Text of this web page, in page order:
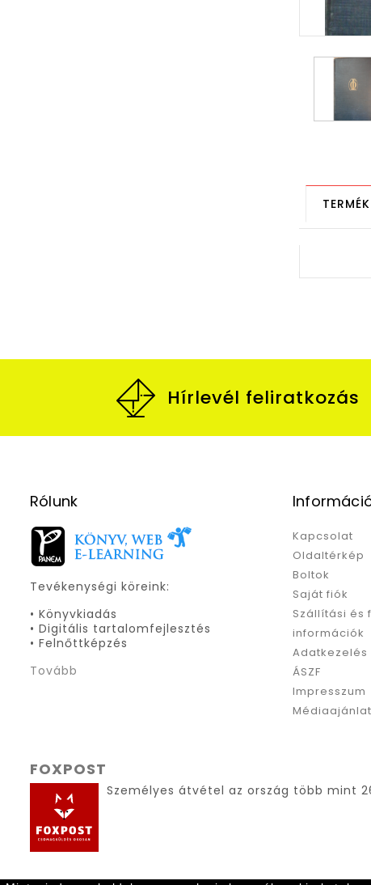
Hírlevél feliratkozás
Rólunk
Tevékenységi köreink:
• Könyvkiadás
• Digitális tartalomfejlesztés
• Felnőttképzés
Tovább
Kapcsolat
Oldaltérkép
Boltok
Saját fiók
Szállítási és
információk
Adatkezelés
ÁSZF
Impresszum
Médiaajánlat
FOXPOST
Személyes átvétel az ország több mint